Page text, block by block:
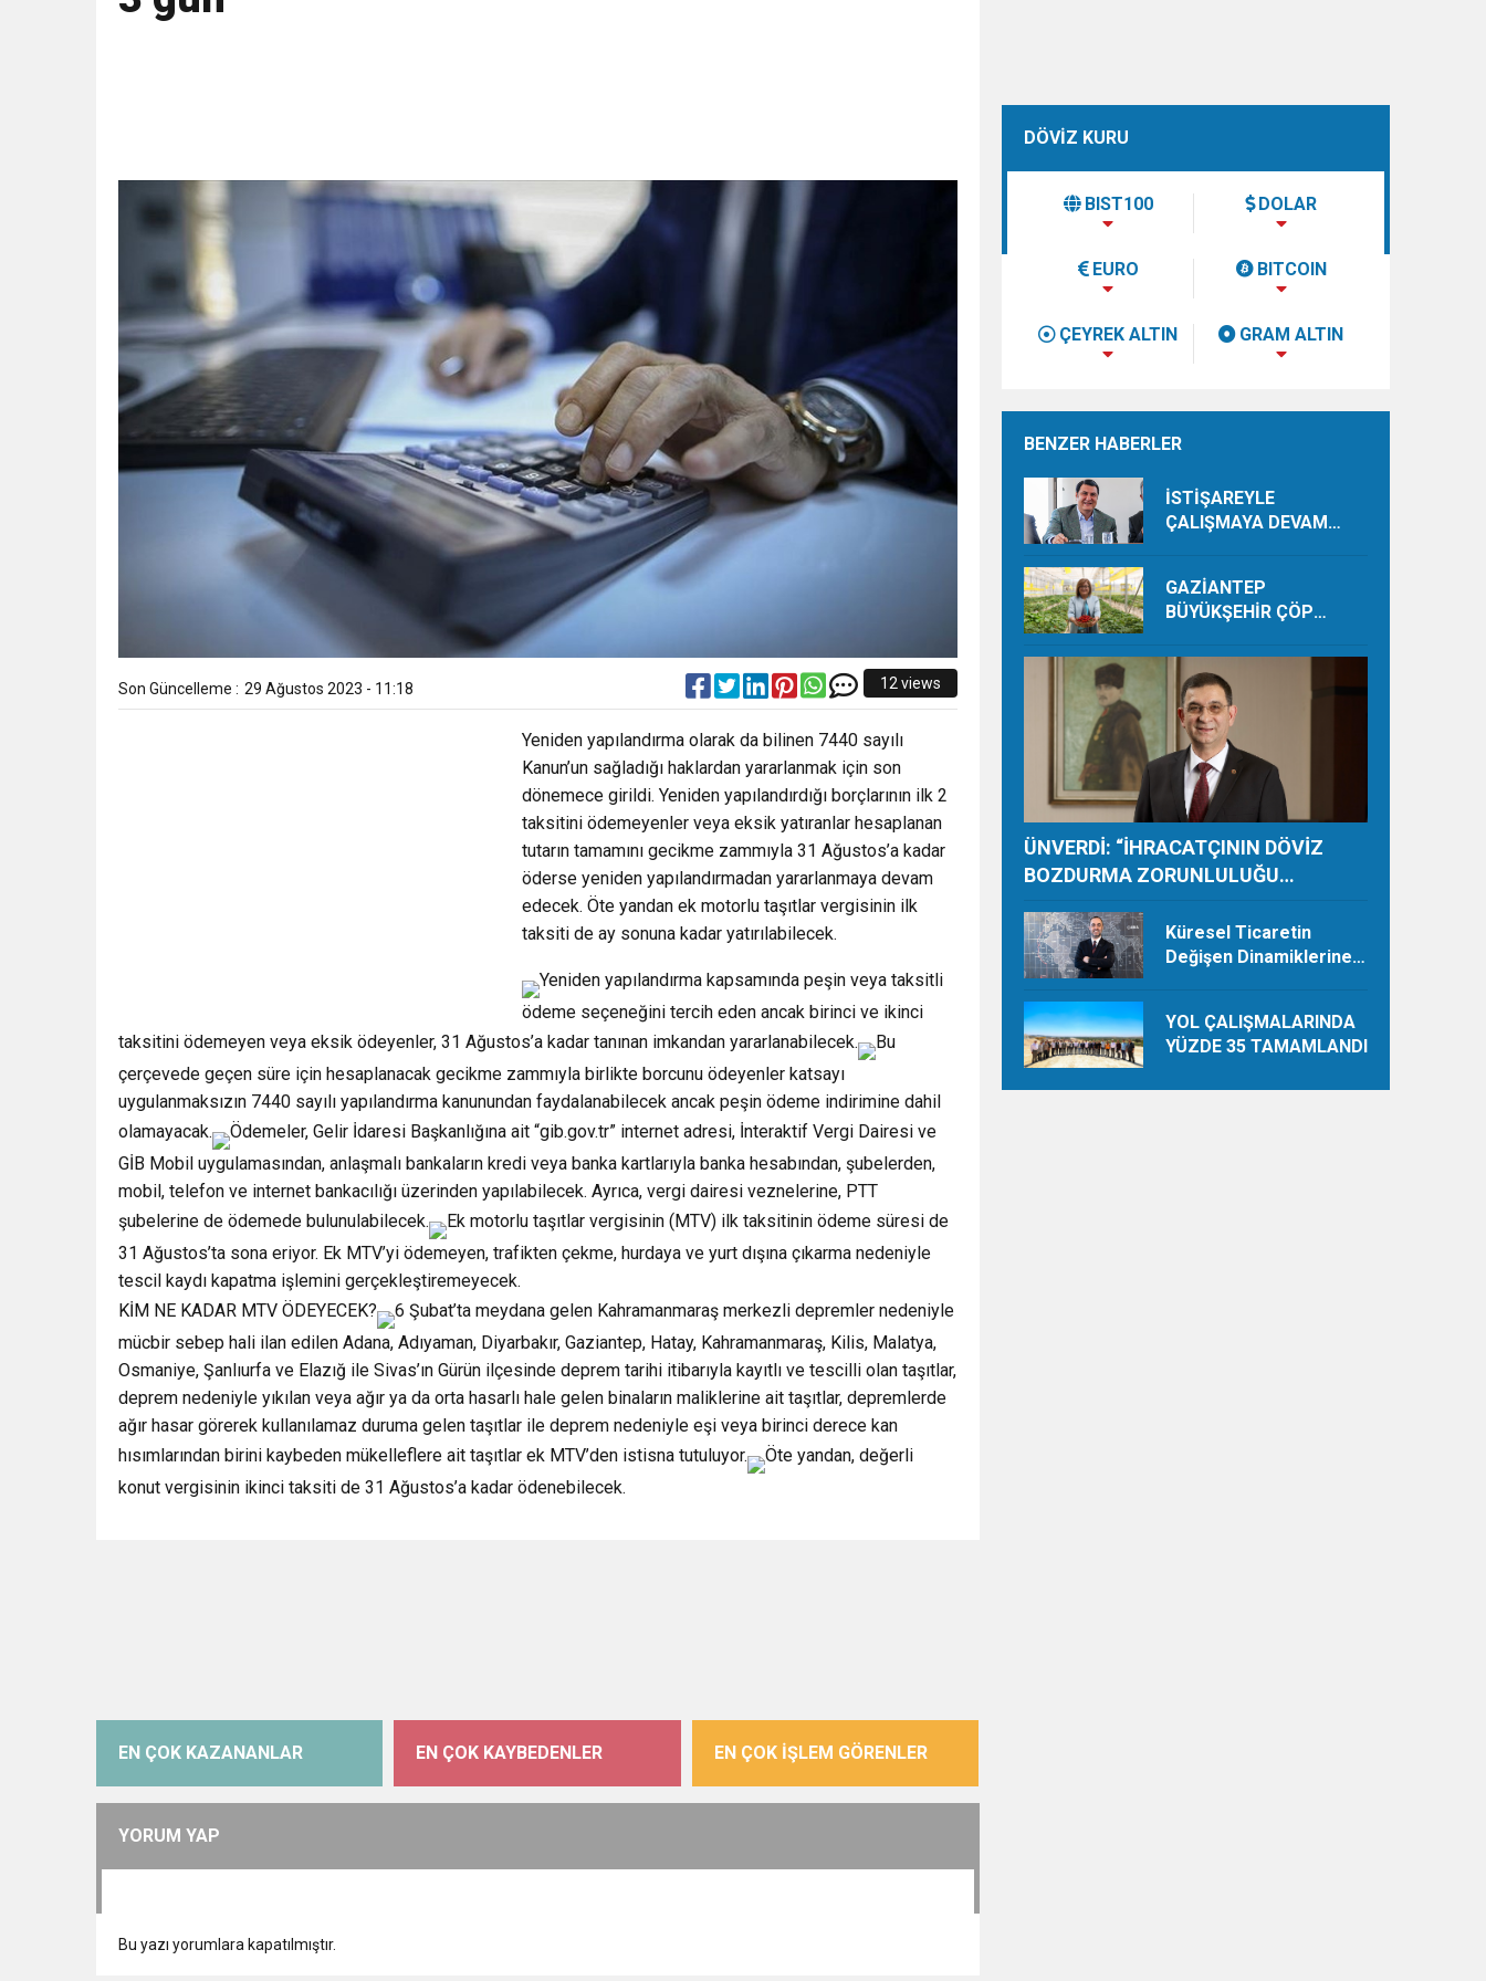
10:45 Terör Örgütüne MİT’ten Darbe!
Son Güncelleme : 29 Ağustos 2023 - 11:18 12 views
Yeniden yapılandırma olarak da bilinen 7440 sayılı
Kanun’un sağladığı haklardan yararlanmak için son
dönemece girildi. Yeniden yapılandırdığı borçlarının ilk 2
taksitini ödemeyenler veya eksik yatıranlar hesaplanan
tutarın tamamını gecikme zammıyla 31 Ağustos’a kadar
öderse yeniden yapılandırmadan yararlanmaya devam
edecek. Öte yandan ek motorlu taşıtlar vergisinin ilk
taksiti de ay sonuna kadar yatırılabilecek.
Yeniden yapılandırma kapsamında peşin veya taksitli
ödeme seçeneğini tercih eden ancak birinci ve ikinci
taksitini ödemeyen veya eksik ödeyenler, 31 Ağustos’a kadar tanınan imkandan yararlanabilecek.
Bu
çerçevede geçen süre için hesaplanacak gecikme zammıyla birlikte borcunu ödeyenler katsayı
uygulanmaksızın 7440 sayılı yapılandırma kanunundan faydalanabilecek ancak peşin ödeme indirimine dahil
olamayacak.
Ödemeler, Gelir İdaresi Başkanlığına ait “gib.gov.tr” internet adresi, İnteraktif Vergi Dairesi ve
GİB Mobil uygulamasından, anlaşmalı bankaların kredi veya banka kartlarıyla banka hesabından, şubelerden,
mobil, telefon ve internet bankacılığı üzerinden yapılabilecek. Ayrıca, vergi dairesi veznelerine, PTT
şubelerine de ödemede bulunulabilecek.
Ek motorlu taşıtlar vergisinin (MTV) ilk taksitinin ödeme süresi de
31 Ağustos’ta sona eriyor. Ek MTV’yi ödemeyen, trafikten çekme, hurdaya ve yurt dışına çıkarma nedeniyle
tescil kaydı kapatma işlemini gerçekleştiremeyecek.
KİM NE KADAR MTV ÖDEYECEK?
6 Şubat’ta meydana gelen Kahramanmaraş merkezli depremler nedeniyle
mücbir sebep hali ilan edilen Adana, Adıyaman, Diyarbakır, Gaziantep, Hatay, Kahramanmaraş, Kilis, Malatya,
Osmaniye, Şanlıurfa ve Elazığ ile Sivas’ın Gürün ilçesinde deprem tarihi itibarıyla kayıtlı ve tescilli olan taşıtlar,
deprem nedeniyle yıkılan veya ağır ya da orta hasarlı hale gelen binaların maliklerine ait taşıtlar, depremlerde
ağır hasar görerek kullanılamaz duruma gelen taşıtlar ile deprem nedeniyle eşi veya birinci derece kan
hısımlarından birini kaybeden mükelleflere ait taşıtlar ek MTV’den istisna tutuluyor.
Öte yandan, değerli
konut vergisinin ikinci taksiti de 31 Ağustos’a kadar ödenebilecek.
EN ÇOK KAZANANLAR EN ÇOK KAYBEDENLER EN ÇOK İŞLEM GÖRENLER
YORUM YAP
Bu yazı yorumlara kapatılmıştır.
DÖVİZ KURU
BIST100 DOLAR
EURO BITCOIN
ÇEYREK ALTIN GRAM ALTIN
BENZER HABERLER
İSTİŞAREYLE
ÇALIŞMAYA DEVAM
GAZİANTEP
BÜYÜKŞEHİR ÇÖP
ORGANİK ÜRETİMLE
YILDA 28 TON HASAT
YAPIYOR
ÜNVERDİ: “İHRACATÇININ DÖVİZ
BOZDURMA ZORUNLULUĞU
Küresel Ticaretin
Değişen Dinamiklerine
YOL ÇALIŞMALARINDA
YÜZDE 35 TAMAMLANDI